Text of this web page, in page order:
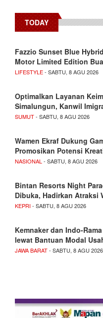
TODAY
Fazzio Sunset Blue
Motor Limited Edition
LIFESTYLE- SABTU, 8 AGU 2026
Optimalkan Layanan
Simalungun, Kanwil
SUMUT- SABTU, 8 AGU 2026
Wamen Ekraf Dukung
Promosikan Potensi
NASIONAL- SABTU, 8 AGU 2026
Bintan Resorts Night
Dibuka, Hadirkan Atraksi
KEPRI- SABTU, 8 AGU 2026
Kemnaker dan Indo-
lewat Bantuan Modal
JAWA BARAT- SABTU, 8 AGU 2026